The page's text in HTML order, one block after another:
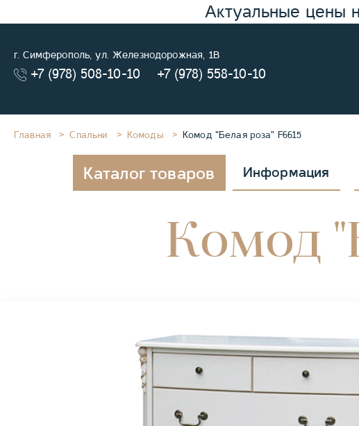
Актуальные цены
г. Симферополь, ул. Железнодорожная, 1В
+7 (978) 508-10-10 +7 (978) 558-10-10
Главная Спальни Комоды Комод "Белая роза" F6615
Каталог товаров Информация
Комод